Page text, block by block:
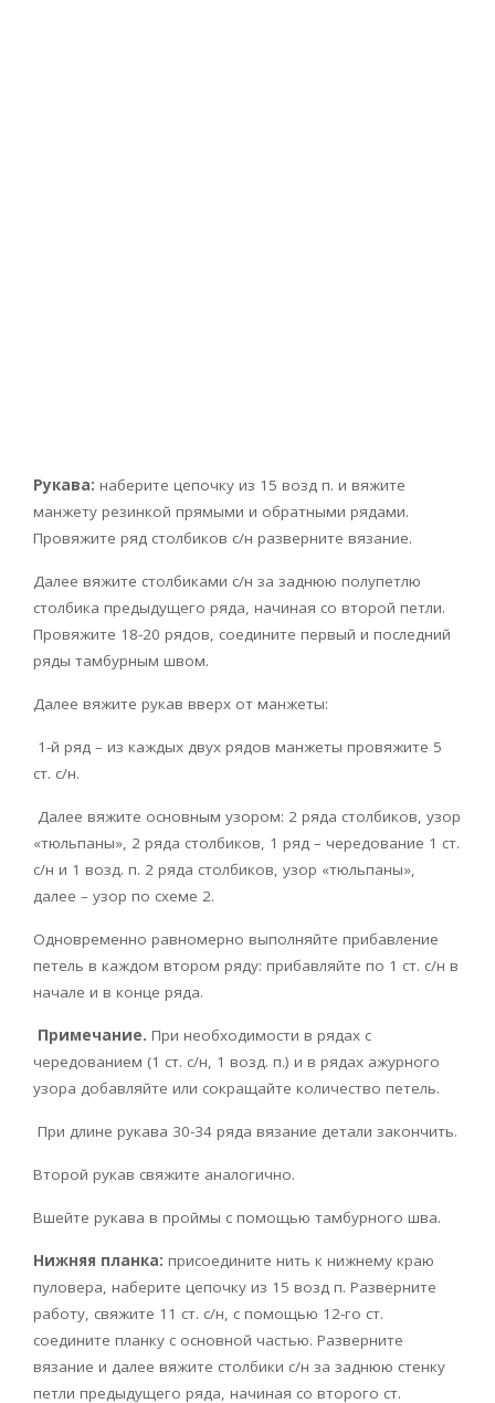
Рукава: наберите цепочку из 15 возд п. и вяжите
манжету резинкой прямыми и обратными рядами.
Провяжите ряд столбиков с/н разверните вязание.
Далее вяжите столбиками с/н за заднюю полупетлю
столбика предыдущего ряда, начиная со второй петли.
Провяжите 18-20 рядов, соедините первый и последний
ряды тамбурным швом.
Далее вяжите рукав вверх от манжеты:
1-й ряд – из каждых двух рядов манжеты провяжите 5
ст. с/н.
Далее вяжите основным узором: 2 ряда столбиков, узор
«тюльпаны», 2 ряда столбиков, 1 ряд – чередование 1 ст.
с/н и 1 возд. п. 2 ряда столбиков, узор «тюльпаны»,
далее – узор по схеме 2.
Одновременно равномерно выполняйте прибавление
петель в каждом втором ряду: прибавляйте по 1 ст. с/н в
начале и в конце ряда.
Примечание. При необходимости в рядах с
чередованием (1 ст. с/н, 1 возд. п.) и в рядах ажурного
узора добавляйте или сокращайте количество петель.
При длине рукава 30-34 ряда вязание детали закончить.
Второй рукав свяжите аналогично.
Вшейте рукава в проймы с помощью тамбурного шва.
Нижняя планка: присоедините нить к нижнему краю
пуловера, наберите цепочку из 15 возд п. Разверните
работу, свяжите 11 ст. с/н, с помощью 12-го ст.
соедините планку с основной частью. Разверните
вязание и далее вяжите столбики с/н за заднюю стенку
петли предыдущего ряда, начиная со второго ст.